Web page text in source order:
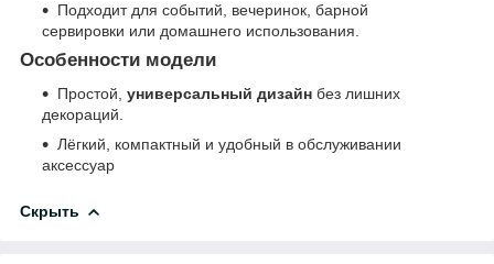
Подходит для событий, вечеринок, барной
сервировки или домашнего использования.
Особенности модели
Простой, универсальный дизайн без лишних
декораций.
Лёгкий, компактный и удобный в обслуживании
аксессуар
Скрыть